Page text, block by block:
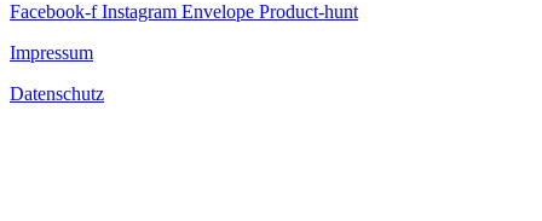
Facebook-f Instagram Envelope Product-hunt
Impressum
Datenschutz